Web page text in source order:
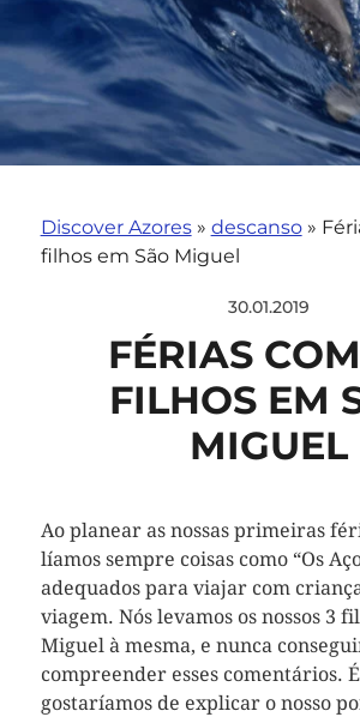
Discover Azores» descanso»
filhos em São Miguel
30.01.2019
FÉRIAS
FILHOS EM
MIGUEL
Ao planear as nossas primeiras
líamos sempre coisas como “Os
adequados para viajar com
viagem. Nós levamos os nossos 3
Miguel à mesma, e nunca
compreender esses comentários.
gostaríamos de explicar o nosso